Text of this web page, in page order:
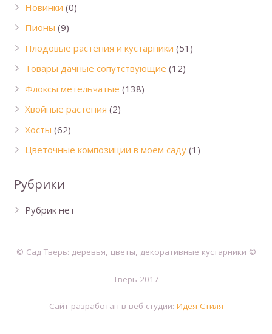
Новинки (0)
Пионы (9)
Плодовые растения и кустарники (51)
Товары дачные сопутствующие (12)
Флоксы метельчатые (138)
Хвойные растения (2)
Хосты (62)
Цветочные композиции в моем саду (1)
Рубрики
Рубрик нет
© Сад Тверь: деревья, цветы, декоративные кустарники ©
Тверь 2017
Сайт разработан в веб-студии: Идея Стиля